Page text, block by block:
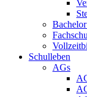
Schulleben
AGs